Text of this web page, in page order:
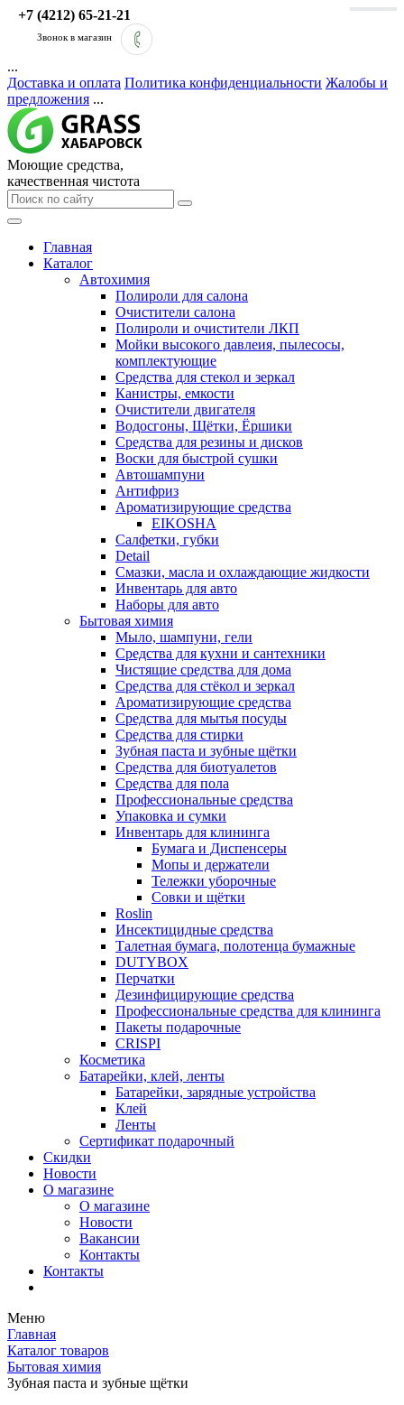
+7 (4212) 65-21-21
Звонок в магазин
...
Доставка и оплата Политика конфиденциальности Жалобы и
предложения ...
Моющие средства,
качественная чистота
Главная
Каталог
Автохимия
Полироли для салона
Очистители салона
Полироли и очистители ЛКП
Мойки высокого давлеия, пылесосы,
комплектующие
Средства для стекол и зеркал
Канистры, емкости
Очистители двигателя
Водосгоны, Щётки, Ёршики
Средства для резины и дисков
Воски для быстрой сушки
Автошампуни
Антифриз
Ароматизирующие средства
EIKOSHA
Салфетки, губки
Detail
Смазки, масла и охлаждающие жидкости
Инвентарь для авто
Наборы для авто
Бытовая химия
Мыло, шампуни, гели
Средства для кухни и сантехники
Чистящие средства для дома
Средства для стёкол и зеркал
Ароматизирующие средства
Средства для мытья посуды
Средства для стирки
Зубная паста и зубные щётки
Средства для биотуалетов
Средства для пола
Профессиональные средства
Упаковка и сумки
Инвентарь для клининга
Бумага и Диспенсеры
Мопы и держатели
Тележки уборочные
Совки и щётки
Roslin
Инсектицидные средства
Талетная бумага, полотенца бумажные
DUTYBOX
Перчатки
Дезинфицирующие средства
Профессиональные средства для клининга
Пакеты подарочные
CRISPI
Косметика
Батарейки, клей, ленты
Батарейки, зарядные устройства
Клей
Ленты
Сертификат подарочный
Скидки
Новости
О магазине
О магазине
Новости
Вакансии
Контакты
Контакты
Меню
Главная
Каталог товаров
Бытовая химия
Зубная паста и зубные щётки